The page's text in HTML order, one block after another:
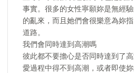
事實。很多的女性寧願妳是無經
的亂來，而且她們會很樂意為妳
道路。
我們會同時達到高潮嗎
彼此都不要擔心是否同時達到了
愛過程中得不到高潮，或者即使